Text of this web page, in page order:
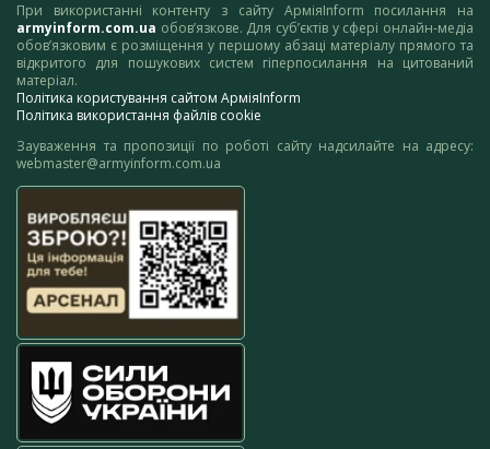
При використанні контенту з сайту АрміяInform посилання на
armyinform.com.ua обов’язкове. Для суб’єктів у сфері онлайн-медіа
обов’язковим є розміщення у першому абзаці матеріалу прямого та
відкритого для пошукових систем гіперпосилання на цитований
матеріал.
Політика користування сайтом АрміяInform
Політика використання файлів cookie
Зауваження та пропозиції по роботі сайту надсилайте на адресу:
webmaster@armyinform.com.ua